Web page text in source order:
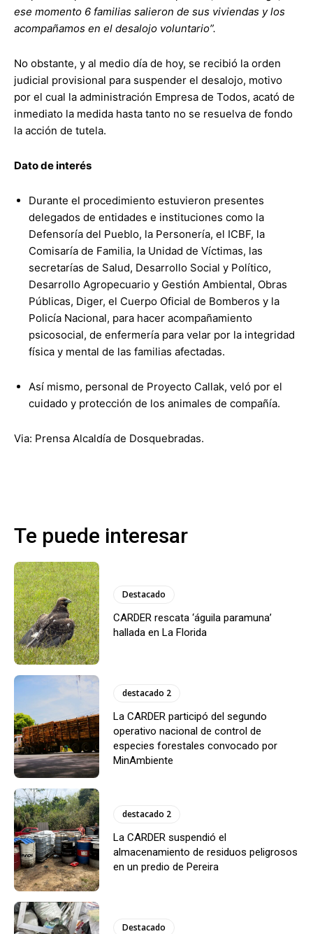
ese momento 6 familias salieron de sus viviendas y los
acompañamos en el desalojo voluntario”.
No obstante, y al medio día de hoy, se recibió la orden
judicial provisional para suspender el desalojo, motivo
por el cual la administración Empresa de Todos, acató de
inmediato la medida hasta tanto no se resuelva de fondo
la acción de tutela.
Dato de interés
Durante el procedimiento estuvieron presentes
delegados de entidades e instituciones como la
Defensoría del Pueblo, la Personería, el ICBF, la
Comisaría de Familia, la Unidad de Víctimas, las
secretarías de Salud, Desarrollo Social y Político,
Desarrollo Agropecuario y Gestión Ambiental, Obras
Públicas, Diger, el Cuerpo Oficial de Bomberos y la
Policía Nacional, para hacer acompañamiento
psicosocial, de enfermería para velar por la integridad
física y mental de las familias afectadas.
Así mismo, personal de Proyecto Callak, veló por el
cuidado y protección de los animales de compañía.
Via: Prensa Alcaldía de Dosquebradas.
Te puede interesar
Destacado
CARDER rescata ‘águila paramuna’
hallada en La Florida
destacado 2
La CARDER participó del segundo
operativo nacional de control de
especies forestales convocado por
MinAmbiente
destacado 2
La CARDER suspendió el
almacenamiento de residuos peligrosos
en un predio de Pereira
Destacado